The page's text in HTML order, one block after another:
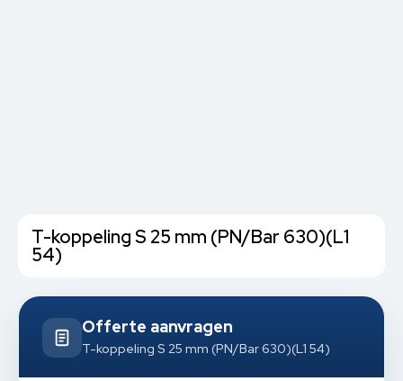
T-koppeling S 25 mm (PN/Bar 630)(L1
54)
Offerte aanvragen
T-koppeling S 25 mm (PN/Bar 630)(L1 54)